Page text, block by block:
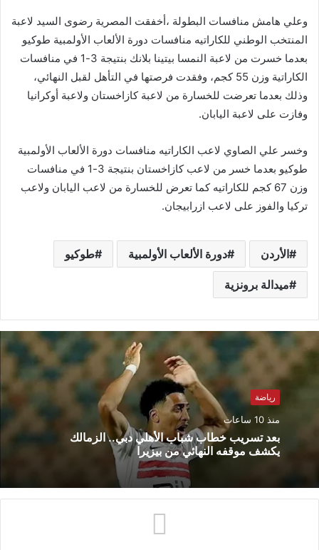
وعلي هامش منافسات البطولة ،أخفقت المصرية رضوى السيد لاعبة
المنتخب الوطني للكاراتيه منافسات دورة الألعاب الأولمبية طوكيو
بعدما خسرت من لاعبة النمسا بيتينا بلانك بنتيجة 3-1 في منافسات
الكاراتية وزن 55 كجم، وفقدت فرصتها في التأهل لقبل النهائي،
وذلك بعدما تعرضت للخسارة من لاعبة كازاخستان ولاعبة أوكرانيا
وفازت على لاعبة اليابان.
وخسر علي الصاوي لاعب الكاراتيه منافسات دورة الألعاب الأولمبية
طوكيو بعدما خسر من لاعب كازاخستان بنتيجة 3-1 في منافسات
وزن 67 كجم للكاراتيه كما تعرض للخسارة من لاعب اليابان ولاعب
تركيا والفوز على لاعب ازرابيجان.
الأردن دورة الألعاب الأولمبية طوكيو
ميدالة برونزية
رياضة
منذ 10 ساعات
بعد تسريب خطاب شباب الأهلي دبي.. الزمالك
يكشف موقفه النهائي من بيزيرا